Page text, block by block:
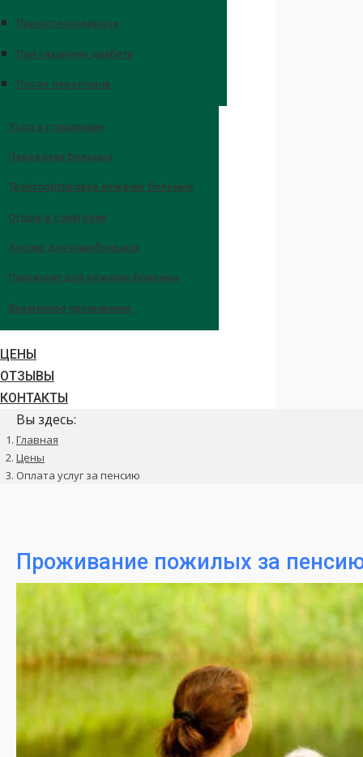
При остеохондрозе
При сахарном диабете
После переломов
Уход в стационаре
Перевозка больных
Транспортировка лежачих больных
Отдых в санатории
Хоспис для онкобольных
Пансионат для лежачих больных
Временное проживание
ЦЕНЫ
ОТЗЫВЫ
КОНТАКТЫ
Вы здесь:
Главная
Цены
Оплата услуг за пенсию
Проживание пожилых за